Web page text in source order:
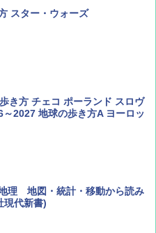
年8月号「南アルプス大全」
特集 星野道夫 夢見る旅
アライン）2026年9月号【特
グ110周年を祝して！
スター・ウォーズ
き方 チェコ ポーランド スロヴ
～2027 地球の歩き方A ヨーロッ
理 地図・統計・移動から読み
現代新書)